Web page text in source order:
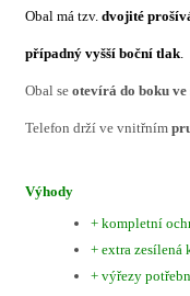
Obal má tzv. dvojité
případný vyšší boční tlak.
Obal se otevírá do boku
Telefon drží ve vnitřním
Výhody
+ kompletní
+ extra zesílená
+ výřezy